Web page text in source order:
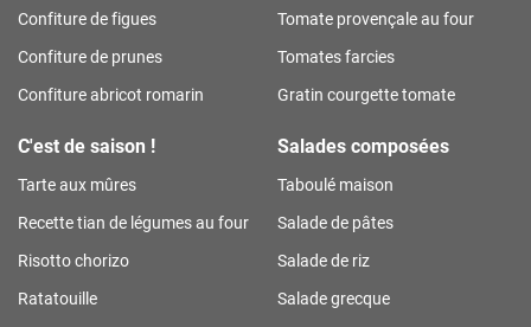
Confiture de figues
Confiture de prunes
Confiture abricot romarin
Tomate provençale au four
Tomates farcies
Gratin courgette tomate
C'est de saison !
Tarte aux mûres
Recette tian de légumes au four
Risotto chorizo
Ratatouille
Salades composées
Taboulé maison
Salade de pâtes
Salade de riz
Salade grecque